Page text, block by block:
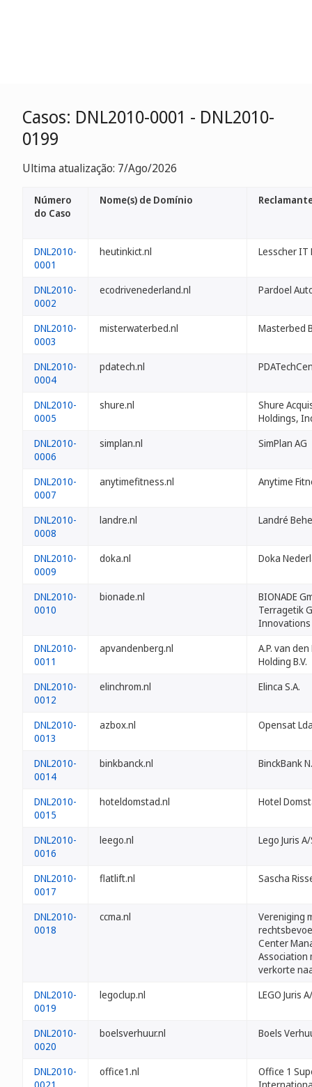
Casos: DNL2010-0001 - DNL2010-
0199
Ultima atualização: 7/Ago/2026
Número
do Caso
Nome(s) de Domínio
DNL2010-
0001
heutinkict.nl Lesscher IT
DNL2010-
0002
ecodrivenederland.nl Pardoel
DNL2010-
0003
misterwaterbed.nl Masterbed
DNL2010-
0004
pdatech.nl
DNL2010-
0005
shure.nl
Shure
Holdings,
DNL2010-
0006
simplan.nl SimPlan AG
DNL2010-
0007
anytimefitness.nl Anytime
DNL2010-
0008
landre.nl Landré
DNL2010-
0009
doka.nl Doka
DNL2010-
0010
bionade.nl
BIONADE
Terragetik
Innovations
DNL2010-
0011
apvandenberg.nl
A.P. van
Holding B.V.
DNL2010-
0012
elinchrom.nl Elinca S.A.
DNL2010-
0013
azbox.nl Opensat
DNL2010-
0014
binkbanck.nl BinckBank
DNL2010-
0015
hoteldomstad.nl Hotel
DNL2010-
0016
leego.nl Lego Juris
DNL2010-
0017
flatlift.nl Sascha
DNL2010-
0018
ccma.nl
Vereniging
Center
Association
verkorte
DNL2010-
0019
legoclup.nl LEGO Juris
DNL2010-
0020
boelsverhuur.nl Boels
DNL2010-
office1.nl
Office 1